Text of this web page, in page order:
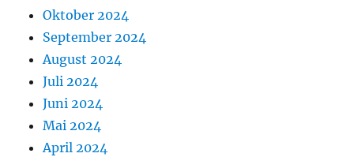
Oktober 2024
September 2024
August 2024
Juli 2024
Juni 2024
Mai 2024
April 2024